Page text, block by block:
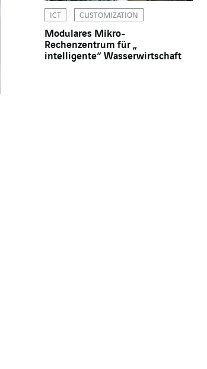
ICT CUSTOMIZATION
Modulares Mikro-
Rechenzentrum für „
intelligente“ Wasserwirtschaft